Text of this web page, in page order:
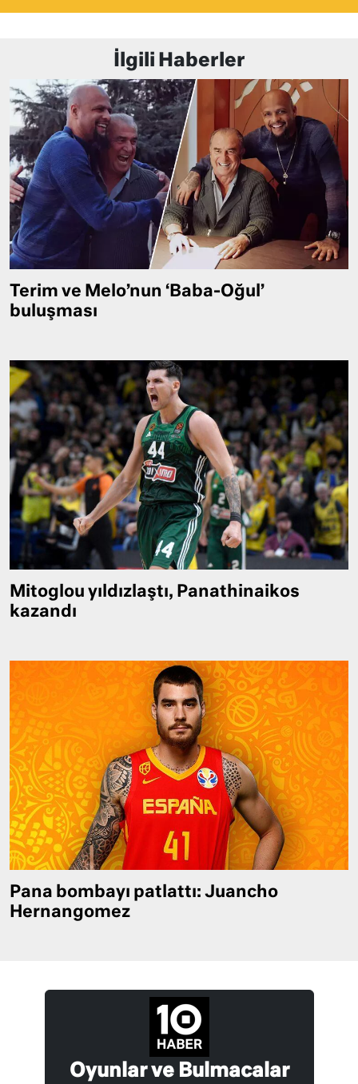
İlgili Haberler
Terim ve Melo’nun ‘Baba-Oğul’
buluşması
Mitoglou yıldızlaştı, Panathinaikos
kazandı
Pana bombayı patlattı: Juancho
Hernangomez
Oyunlar ve Bulmacalar